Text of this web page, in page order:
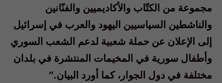
مجموعة من الكتّاب والأكاديميين والفنّانين
والناشطين السياسيين اليهود والعرب في إسرائيل
إلى الإعلان عن حملة شعبية لدعم الشعب السوري
وأطفال سورية في المخيمات المنتشرة في بلدان
مختلفة في دول الجوار، كما أورد البيان.”